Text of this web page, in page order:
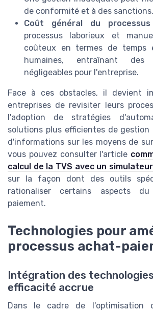
de conformité et à des sanctions.
Coût général du
processus laborieux et
coûteux en termes de temps
humaines, entraînant des
négligeables pour l'entreprise.
Face à ces obstacles, il devient
entreprises de revisiter leurs
l'adoption de stratégies
solutions plus efficientes de gestion
d'informations sur les moyens de
vous pouvez consulter l'article
calcul de la TVS avec un simulateur
sur la façon dont des outils
rationaliser certains aspects
paiement.
Technologies pour
processus achat-
Intégration des
efficacité accrue
Dans le cadre de l'optimisation